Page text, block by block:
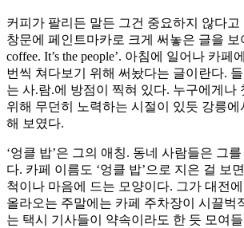
커피가 팔리든 말든 그건 중요하지 않다고
창문에 페인트마카로 크게 써놓은 글을 보
coffee. It’s the people’. 아침에 일어나 카
번씩 쳐다보기 위해 써놨다는 글이란다.
는 사.람.에 방점이 찍혀 있다. 누구에게나
위해 무던히 노력하는 시절이 있듯 강릉에
해 보였다.
‘엉클 밥’은 그의 애칭. 동네 사람들은 그를
다. 카페 이름도 ‘엉클 밥’으로 지은 걸 보
척이나 마음에 드는 모양이다. 그가 대전
올라오는 주말에는 카페 주차장이 시끌벅
는 택시 기사들이 약속이라도 한 듯 모여